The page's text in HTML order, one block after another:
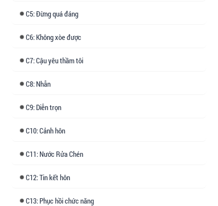
5: Đừng quá đáng
6: Không xòe được
7: Cậu yêu thầm tôi
8: Nhẫn
9: Diễn trọn
10: Cảnh hôn
11: Nước Rửa Chén
12: Tin kết hôn
13: Phục hồi chức năng